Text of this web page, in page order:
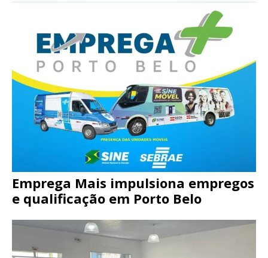
Emprega Mais impulsiona empregos
e qualificação em Porto Belo